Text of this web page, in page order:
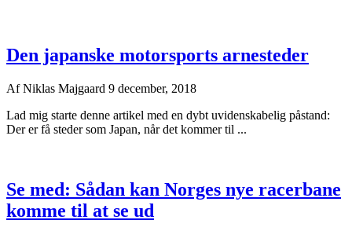
Den japanske motorsports arnesteder
AfNiklas Majgaard 9 december, 2018
Lad mig starte denne artikel med en dybt uvidenskabelig påstand:
Der er få steder som Japan, når det kommer til ...
Se med: Sådan kan Norges nye racerbane
komme til at se ud